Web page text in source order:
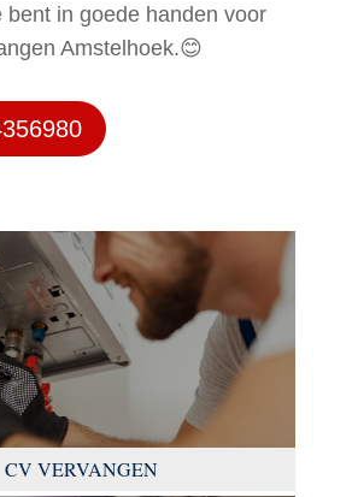
bent in goede handen voor
Amstelhoek.😊
CV VERVANGEN